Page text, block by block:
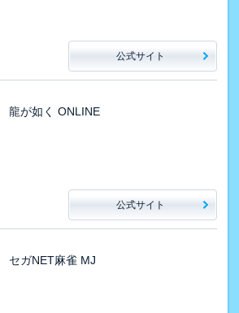
公式サイト
龍が如く ONLINE
公式サイト
セガNET麻雀 MJ